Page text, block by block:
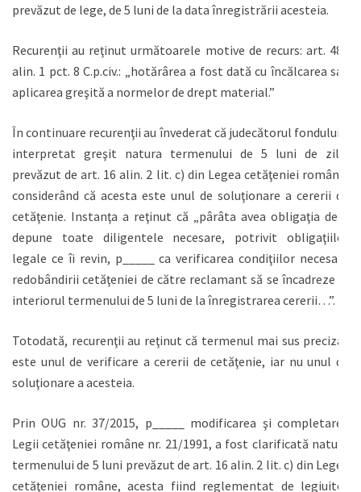
prevăzut de lege, de 5 luni de la data înregistrării acesteia.
Recurenţii au reţinut următoarele motive de recurs: art. 488
alin. 1 pct. 8 C.p.civ.: „hotărârea a fost dată cu încălcarea sau
aplicarea greşită a normelor de drept material.”
În continuare recurenţii au învederat că judecătorul fondului a
interpretat greşit natura termenului de 5 luni de zile,
prevăzut de art. 16 alin. 2 lit. c) din Legea cetăţeniei române,
considerând că acesta este unul de soluţionare a cererii de
cetăţenie. Instanţa a reţinut că „pârâta avea obligaţia de a
depune toate diligentele necesare, potrivit obligaţiilor
legale ce îi revin, p_____ ca verificarea condiţiilor necesare
redobândirii cetăţeniei de către reclamant să se încadreze în
interiorul termenului de 5 luni de la înregistrarea cererii…”.
Totodată, recurenţii au reţinut că termenul mai sus precizat
este unul de verificare a cererii de cetăţenie, iar nu unul de
soluţionare a acesteia.
Prin OUG nr. 37/2015, p_____ modificarea şi completarea
Legii cetăţeniei române nr. 21/1991, a fost clarificată natura
termenului de 5 luni prevăzut de art. 16 alin. 2 lit. c) din Legea
cetăţeniei române, acesta fiind reglementat de legiuitor